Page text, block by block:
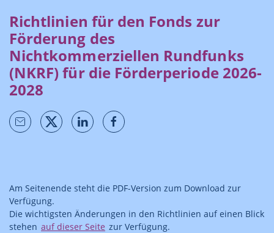
Richtlinien für den Fonds zur
Förderung des
Nichtkommerziellen Rundfunks
(NKRF) für die Förderperiode 2026-
2028
Am Seitenende steht die PDF-Version zum Download zur
Verfügung.
Die wichtigsten Änderungen in den Richtlinien auf einen Blick
stehen auf dieser Seite zur Verfügung.